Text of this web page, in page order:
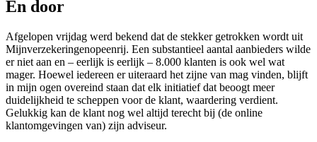
En door
Afgelopen vrijdag werd bekend dat de stekker getrokken wordt uit
Mijnverzekeringenopeenrij. Een substantieel aantal aanbieders wilde
er niet aan en – eerlijk is eerlijk – 8.000 klanten is ook wel wat
mager. Hoewel iedereen er uiteraard het zijne van mag vinden, blijft
in mijn ogen overeind staan dat elk initiatief dat beoogt meer
duidelijkheid te scheppen voorde klant, waardering verdient.
Gelukkig kan de klant nog wel altijd terecht bij (de online
klantomgevingen van) zijn adviseur.